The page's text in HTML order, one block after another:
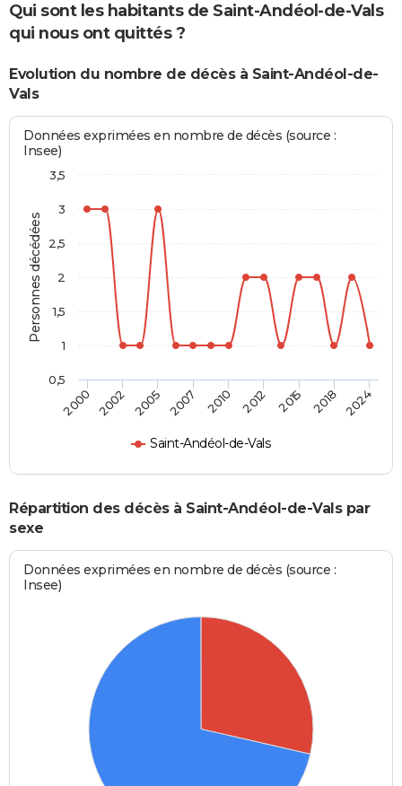
Qui sont les habitants de Saint-Andéol-de-Vals
qui nous ont quittés ?
Evolution du nombre de décès à Saint-Andéol-de-
Vals
Personnes décédées
Données exprimées en nombre de décès (source :
Insee)
Saint-Andéol-de-Vals
2000 2002 2005 2007 2010 2012 2015 2018 2024
0,5
1
1,5
2
2,5
3
3,5
Répartition des décès à Saint-Andéol-de-Vals par
sexe
Données exprimées en nombre de décès (source :
Insee)